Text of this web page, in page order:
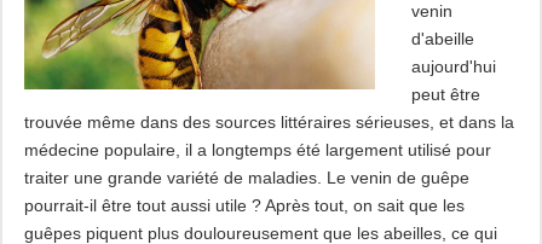
venin
d'abeille
aujourd'hui
peut être
trouvée même dans des sources littéraires sérieuses, et dans la
médecine populaire, il a longtemps été largement utilisé pour
traiter une grande variété de maladies. Le venin de guêpe
pourrait-il être tout aussi utile ? Après tout, on sait que les
guêpes piquent plus douloureusement que les abeilles, ce qui